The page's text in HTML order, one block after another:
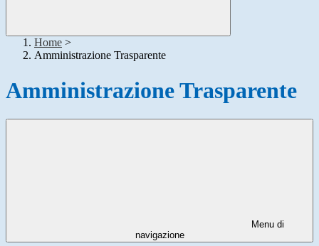
Home >
Amministrazione Trasparente
Amministrazione Trasparente
Menu di
navigazione